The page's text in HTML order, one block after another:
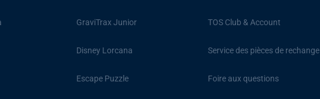
GraviTrax Junior
Disney Lorcana
Escape Puzzle
TOS Club & Account
Service des pièces de rechange
Foire aux questions